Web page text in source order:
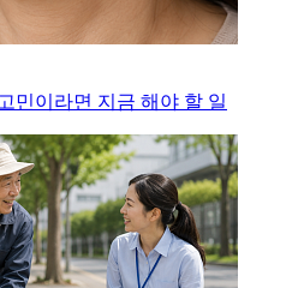
민이라면 지금 해야 할 일